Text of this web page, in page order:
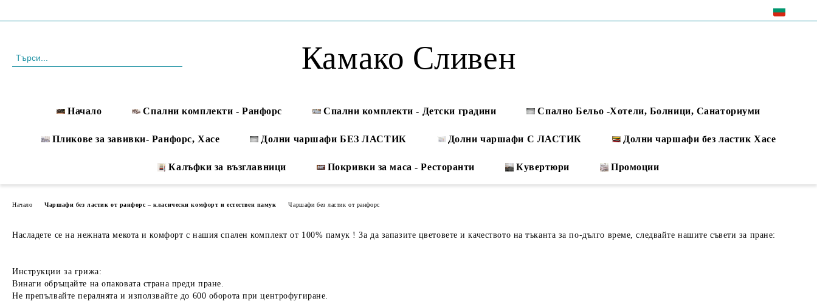
Камако Сливен
Начало Спални комплекти - Ранфорс Спални комплекти - Детски градини Спално Бельо -Хотели, Болници, Санаториуми
Пликове за завивки- Ранфорс, Хасе Долни чаршафи БЕЗ ЛАСТИК Долни чаршафи С ЛАСТИК Долни чаршафи без ластик Хасе
Калъфки за възглавници Покривки за маса - Ресторанти Кувертюри Промоции
Начало Чаршафи без ластик от ранфорс – класически комфорт и естествен памук Чаршафи без ластик от ранфорс
Насладете се на нежната мекота и комфорт с нашия спален комплект от 100% памук ! За да запазите цветовете и качеството на тъканта за по-дълго време, следвайте нашите съвети за пране:
Инструкции за грижа:
Винаги обръщайте на опаковата страна преди пране.
Не препълвайте пералнята и използвайте до 600 оборота при центрофугиране.